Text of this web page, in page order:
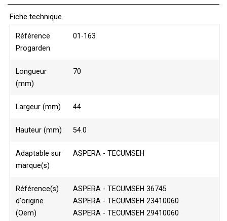
Fiche technique
Référence
Progarden
01-163
Longueur
(mm)
70
Largeur (mm) 44
Hauteur (mm) 54.0
Adaptable sur
marque(s)
ASPERA - TECUMSEH
Référence(s)
d'origine
(Oem)
ASPERA - TECUMSEH 36745
ASPERA - TECUMSEH 23410060
ASPERA - TECUMSEH 29410060